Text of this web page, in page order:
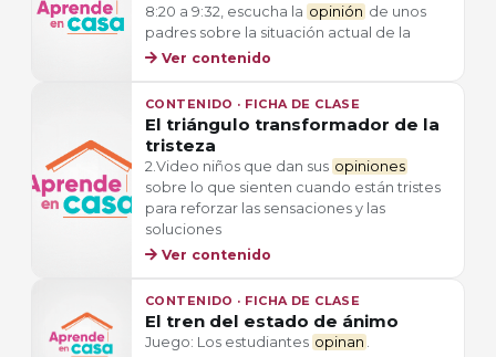
8:20 a 9:32, escucha la opinión de unos
padres sobre la situación actual de la
Ver contenido
CONTENIDO · FICHA DE CLASE
El triángulo transformador de la
tristeza
2.Video niños que dan sus opiniones
sobre lo que sienten cuando están tristes
para reforzar las sensaciones y las
soluciones
Ver contenido
CONTENIDO · FICHA DE CLASE
El tren del estado de ánimo
Juego: Los estudiantes opinan